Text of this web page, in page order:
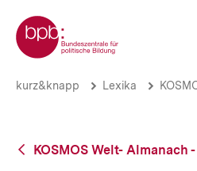
zum
Seiteninhalt
springen
Zur Startseite der bpb
VanBrotkrümelnavigation
kurz&knapp Lexika
Zurück
KOSMOS Welt- Almanach